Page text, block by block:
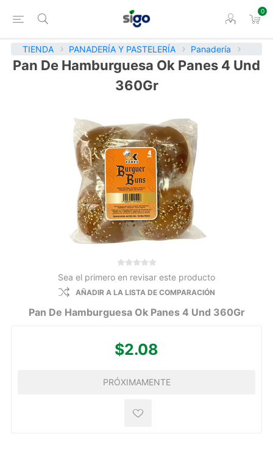
0
TIENDA PANADERÍA Y PASTELERÍA Panadería
Pan De Hamburguesa Ok Panes 4 Und
360Gr
Sea el primero en revisar este producto
AÑADIR A LA LISTA DE COMPARACIÓN
Pan De Hamburguesa Ok Panes 4 Und 360Gr
$2.08
PRÓXIMAMENTE